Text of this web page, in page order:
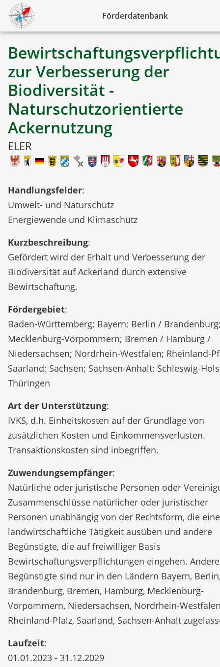
Förderdatenbank
zur Verbesserung der
Biodiversität -
Naturschutzorientierte
Ackernutzung
ELER
Handlungsfelder:
Umwelt- und Naturschutz
Energiewende und Klimaschutz
Kurzbeschreibung:
Gefördert wird der Erhalt und Verbesserung der
Biodiversität auf Ackerland durch extensive
Bewirtschaftung.
Fördergebiet:
Baden-Württemberg; Bayern; Berlin /
Mecklenburg-Vorpommern; Bremen / Hamburg /
Niedersachsen; Nordrhein-Westfalen; Rheinland-
Saarland; Sachsen; Sachsen-Anhalt; Schleswig-
Thüringen
Art der Unterstützung:
IVKS, d.h. Einheitskosten auf der Grundlage von
zusätzlichen Kosten und Einkommensverlusten.
Transaktionskosten sind inbegriffen.
Zuwendungsempfänger:
Natürliche oder juristische Personen oder
Zusammenschlüsse natürlicher oder juristischer
Personen unabhängig von der Rechtsform, die eine
landwirtschaftliche Tätigkeit ausüben und andere
Begünstigte, die auf freiwilliger Basis
Bewirtschaftungsverpflichtungen eingehen. Andere
Begünstigte sind nur in den Ländern Bayern,
Brandenburg, Bremen, Hamburg, Mecklenburg-
Vorpommern, Niedersachsen, Nordrhein-
Rheinland-Pfalz, Saarland, Sachsen-Anhalt
Laufzeit:
01.01.2023 - 31.12.2029